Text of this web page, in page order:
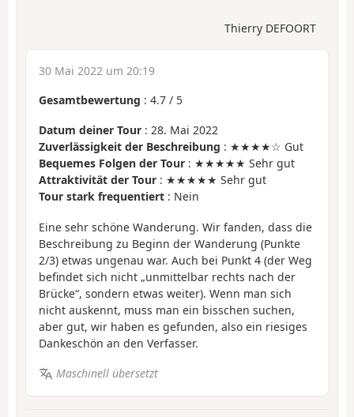
Thierry DEFOORT
30 Mai 2022 um 20:19
Gesamtbewertung : 4.7 / 5
Datum deiner Tour : 28. Mai 2022
Zuverlässigkeit der Beschreibung : ★★★★☆ Gut
Bequemes Folgen der Tour : ★★★★★ Sehr gut
Attraktivität der Tour : ★★★★★ Sehr gut
Tour stark frequentiert : Nein
Eine sehr schöne Wanderung. Wir fanden, dass die
Beschreibung zu Beginn der Wanderung (Punkte
2/3) etwas ungenau war. Auch bei Punkt 4 (der Weg
befindet sich nicht „unmittelbar rechts nach der
Brücke“, sondern etwas weiter). Wenn man sich
nicht auskennt, muss man ein bisschen suchen,
aber gut, wir haben es gefunden, also ein riesiges
Dankeschön an den Verfasser.
Maschinell übersetzt